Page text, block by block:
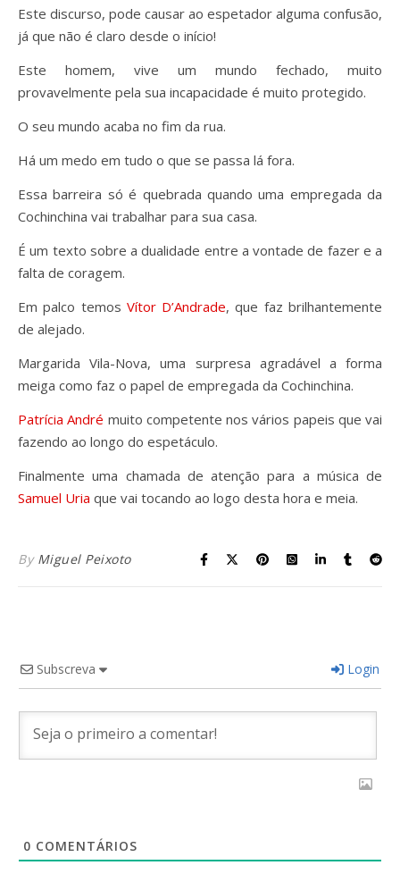
Este discurso, pode causar ao espetador alguma confusão,
já que não é claro desde o início!
Este homem, vive um mundo fechado, muito
provavelmente pela sua incapacidade é muito protegido.
O seu mundo acaba no fim da rua.
Há um medo em tudo o que se passa lá fora.
Essa barreira só é quebrada quando uma empregada da
Cochinchina vai trabalhar para sua casa.
É um texto sobre a dualidade entre a vontade de fazer e a
falta de coragem.
Em palco temos Vítor D’Andrade, que faz brilhantemente
de alejado.
Margarida Vila-Nova, uma surpresa agradável a forma
meiga como faz o papel de empregada da Cochinchina.
Patrícia André muito competente nos vários papeis que vai
fazendo ao longo do espetáculo.
Finalmente uma chamada de atenção para a música de
Samuel Uria que vai tocando ao logo desta hora e meia.
By Miguel Peixoto
Subscreva Login
0 COMENTÁRIOS